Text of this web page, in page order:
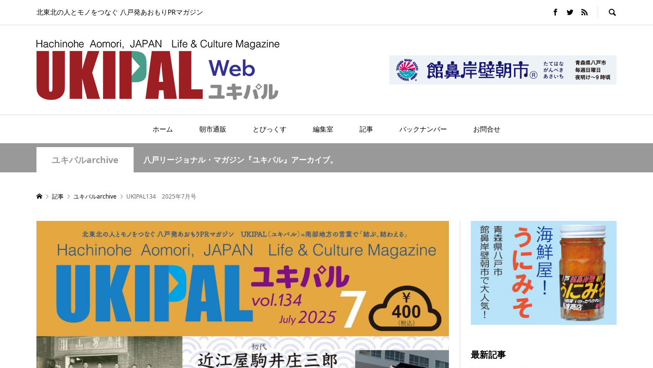
北東北の人とモノをつなぐ 八戸発あおもりPRマガジン
ホーム 朝市通販 とぴっくす 編集室 記事 バックナンバー お問合せ
ユキパルarchive 八戸リージョナル・マガジン『ユキパル』アーカイブ。
記事 ユキパルarchive UKIPAL134 2025年7月号
最新記事